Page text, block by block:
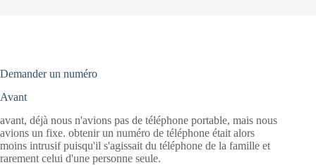
Demander un numéro
Avant
avant, déjà nous n'avions pas de téléphone portable, mais nous
avions un fixe. obtenir un numéro de téléphone était alors
moins intrusif puisqu'il s'agissait du téléphone de la famille et
rarement celui d'une personne seule.